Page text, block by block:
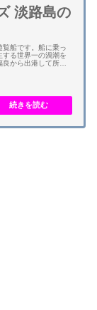
淡路島の
覧船です。船に乗っ
る世界一の渦潮を
から出港して所要